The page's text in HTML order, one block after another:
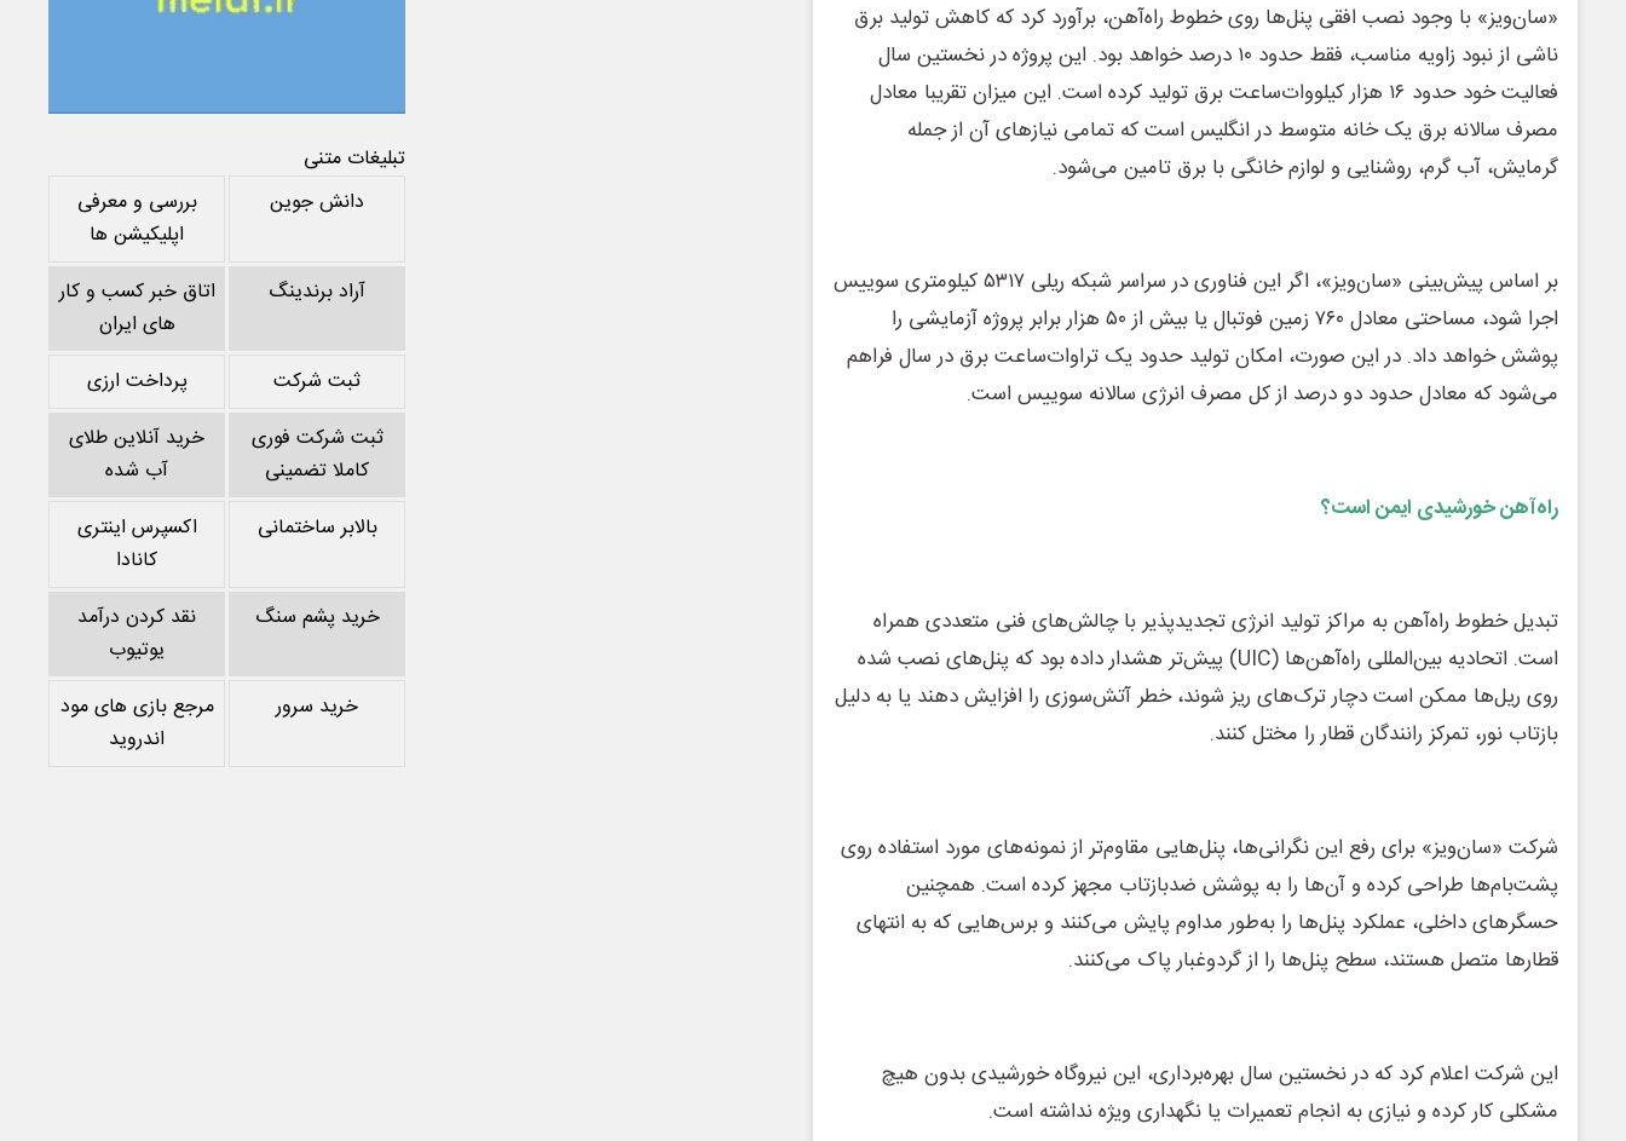
«سان‌ویز» با وجود نصب افقی پنل‌ها روی خطوط راه‌آهن، برآورد کرد که کاهش تولید برق
ناشی از نبود زاویه مناسب، فقط حدود ۱۰ درصد خواهد بود. این پروژه در نخستین سال
فعالیت خود حدود ۱۶ هزار کیلووات‌ساعت برق تولید کرده است. این میزان تقریبا معادل
مصرف سالانه برق یک خانه متوسط در انگلیس است که تمامی نیازهای آن از جمله
گرمایش، آب گرم، روشنایی و لوازم خانگی با برق تامین می‌شود.
بر اساس پیش‌بینی «سان‌ویز»، اگر این فناوری در سراسر شبکه ریلی ۵۳۱۷ کیلومتری سوییس
اجرا شود، مساحتی معادل ۷۶۰ زمین فوتبال یا بیش از ۵۰ هزار برابر پروژه آزمایشی را
پوشش خواهد داد. در این صورت، امکان تولید حدود یک تراوات‌ساعت برق در سال فراهم
می‌شود که معادل حدود دو درصد از کل مصرف انرژی سالانه سوییس است.
راه‌آهن خورشیدی ایمن است؟
تبدیل خطوط راه‌آهن به مراکز تولید انرژی تجدیدپذیر با چالش‌های فنی متعددی همراه
است. اتحادیه بین‌المللی راه‌آهن‌ها (UIC) پیش‌تر هشدار داده بود که پنل‌های نصب‌ شده
روی ریل‌ها ممکن است دچار ترک‌های ریز شوند، خطر آتش‌سوزی را افزایش دهند یا به دلیل
بازتاب نور، تمرکز رانندگان قطار را مختل کنند.
شرکت «سان‌ویز» برای رفع این نگرانی‌ها، پنل‌هایی مقاوم‌تر از نمونه‌های مورد استفاده روی
پشت‌بام‌ها طراحی کرده و آن‌ها را به پوشش ضدبازتاب مجهز کرده است. همچنین
حسگرهای داخلی، عملکرد پنل‌ها را به‌طور مداوم پایش می‌کنند و برس‌هایی که به انتهای
قطارها متصل هستند، سطح پنل‌ها را از گردوغبار پاک می‌کنند.
این شرکت اعلام کرد که در نخستین سال بهره‌برداری، این نیروگاه خورشیدی بدون هیچ
مشکلی کار کرده و نیازی به انجام تعمیرات یا نگهداری ویژه نداشته است.
تبلیغات متنی
دانش جوین
بررسی و معرفی
اپلیکیشن ها
آراد برندینگ
اتاق خبر کسب و کار
های ایران
ثبت شرکت
پرداخت ارزی
ثبت شرکت فوری
کاملا تضمینی
خرید آنلاین طلای
آب شده
بالابر ساختمانی
اکسپرس اینتری
کانادا
خرید پشم سنگ
نقد کردن درآمد
یوتیوب
خرید سرور
مرجع بازی های مود
اندروید